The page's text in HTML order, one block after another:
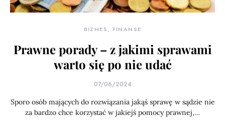
BIZNES, FINANSE
Prawne porady – z jakimi sprawami
warto się po nie udać
07/06/2024
Sporo osób mających do rozwiązania jakąś sprawę w sądzie nie
za bardzo chce korzystać w jakiejś pomocy prawnej,…